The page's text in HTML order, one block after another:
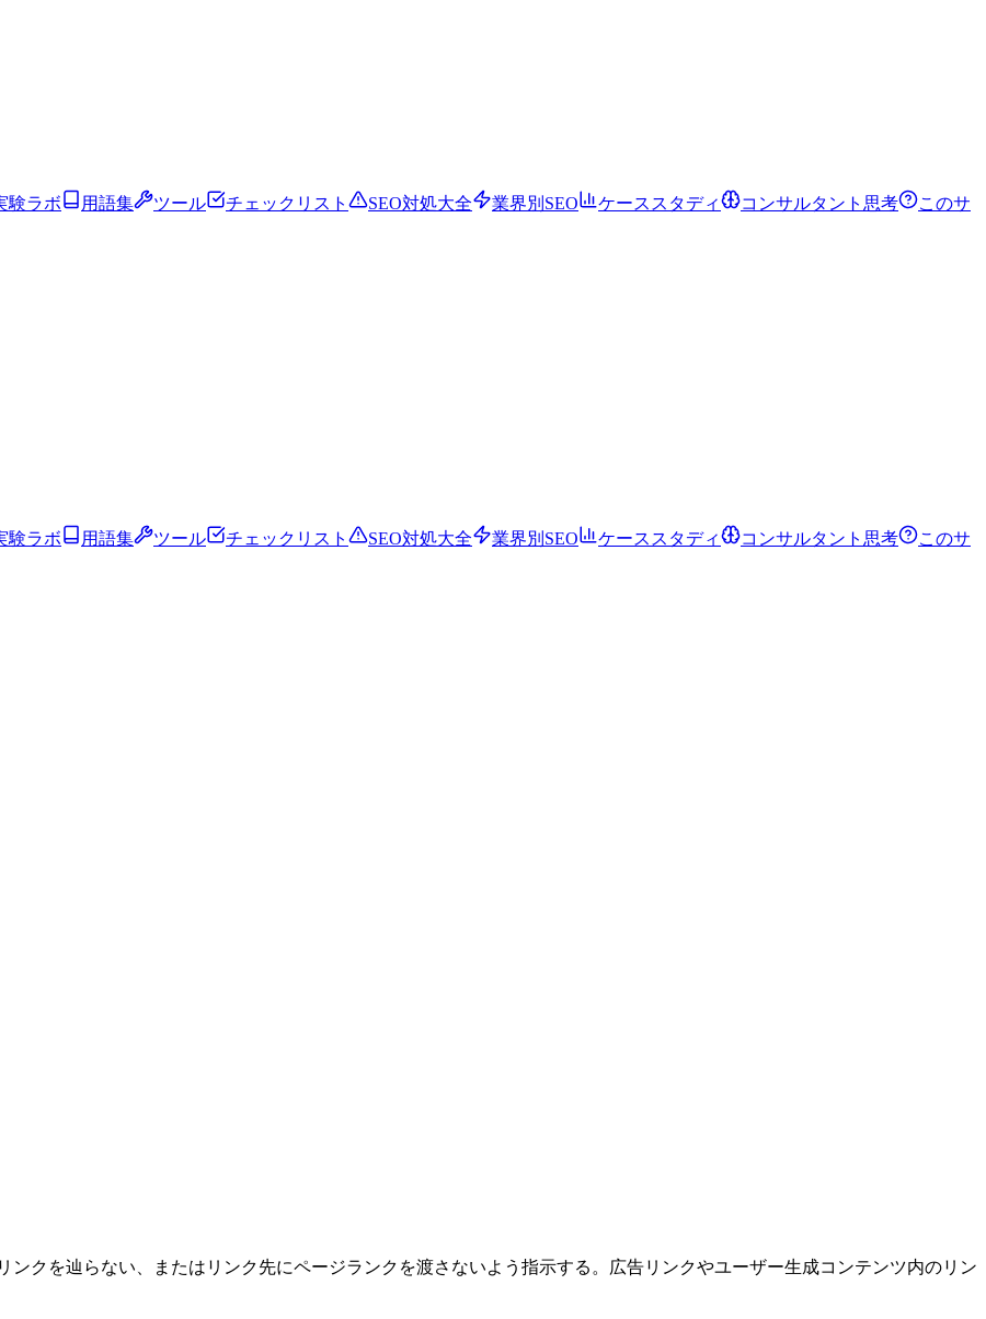
験ラボ 用語集 ツール チェックリスト SEO対処大全 業界別SEO ケーススタディ コンサルタント思考
このサ
験ラボ 用語集 ツール チェックリスト SEO対処大全 業界別SEO ケーススタディ コンサルタント思考
このサ
ンクを辿らない、またはリンク先にページランクを渡さないよう指示する。広告リンクやユーザー生成コンテンツ内のリン